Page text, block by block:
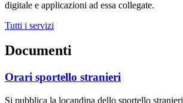
digitale e applicazioni ad essa collegate.
Tutti i servizi
Documenti
Orari sportello stranieri
Si pubblica la locandina dello sportello stranieri